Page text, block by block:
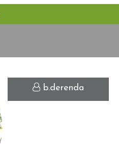
b.derenda